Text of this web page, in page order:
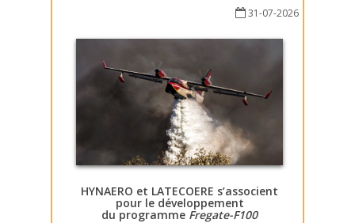
31-07-2026
HYNAERO et LATECOERE s’associent
pour le développement
du programme Fregate-F100